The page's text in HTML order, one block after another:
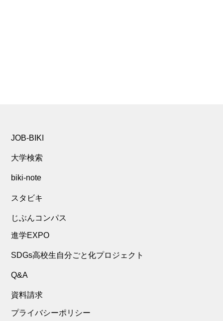
JOB-BIKI
大学検索
biki-note
スタビキ
じぶんコンパス
進学EXPO
SDGs高校生自分ごと化プロジェクト
Q&A
資料請求
プライバシーポリシー